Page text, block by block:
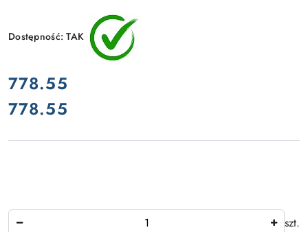
Dostępność:TAK
cena:
778.55
Cena:
778.55
Ilość
szt.